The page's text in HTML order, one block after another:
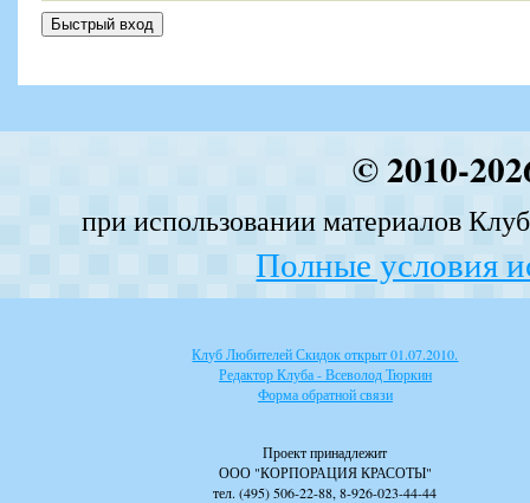
© 2010-
при использовании материалов
Полные условия
Клуб Любителей Скидок открыт 01.07.2010.
Редактор Клуба - Всеволод Тюркин
Форма обратной связи
Проект принадлежит
ООО "КОРПОРАЦИЯ КРАСОТЫ"
тел. (495) 506-22-88, 8-926-023-44-44